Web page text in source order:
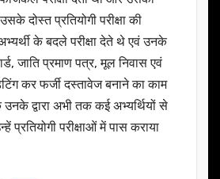
दोस्त प्रतियोगी परीक्षा की
के बदले परीक्षा देते थे एवं उनके
जाति प्रमाण पत्र, मूल निवास एवं
कर फर्जी दस्तावेज बनाने का काम
द्वारा अभी तक कई अभ्यर्थियों से
परीक्षाओं में पास कराया